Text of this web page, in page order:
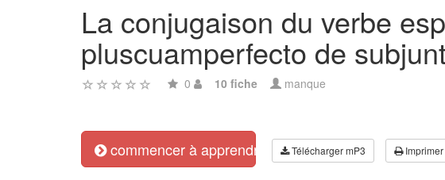
La conjugaison du verbe
pluscuamperfecto de
0 10 fiche manque
commencer à apprendre Télécharger mP3 Imprimer